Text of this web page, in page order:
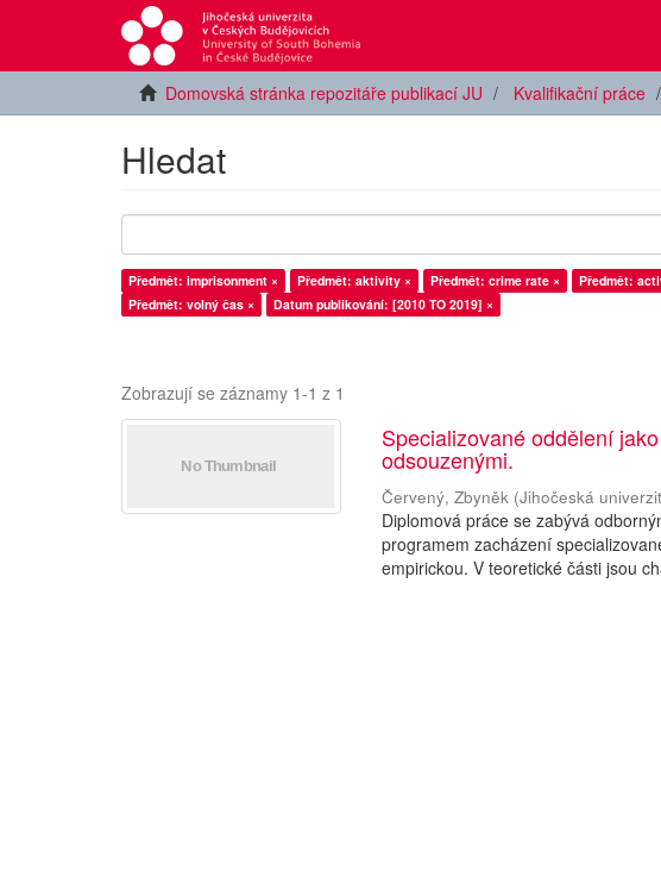
Domovská stránka repozitáře publikací JU Kvalifikační práce
Hledat
Předmět: imprisonment × Předmět: aktivity × Předmět: crime rate × Předmět:
Předmět: volný čas ×
Datum publikování: [2010 TO 2019] ×
Zobrazují se záznamy 1-1 z 1
Specializované oddělení
odsouzenými.
Červený, Zbyněk (Jihočeská
Diplomová práce se zabývá
programem zacházení
empirickou. V teoretické části jsou